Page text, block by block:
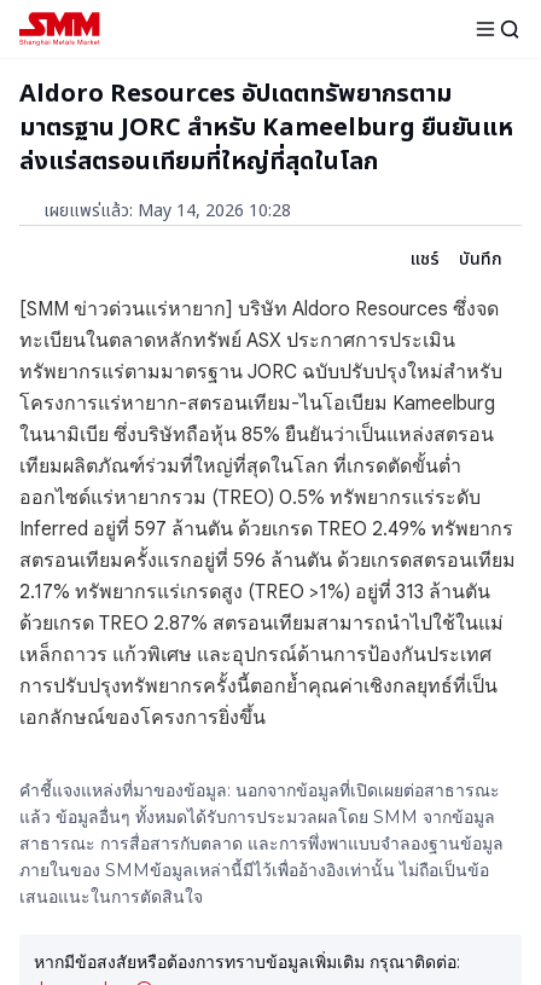
Aldoro Resources อัปเดตทรัพยากรตาม
มาตรฐาน JORC สำหรับ Kameelburg ยืนยันแห
ล่งแร่สตรอนเทียมที่ใหญ่ที่สุดในโลก
เผยแพร่แล้ว: May 14, 2026 10:28
แชร์
บันทึก
[SMM ข่าวด่วนแร่หายาก] บริษัท Aldoro Resources ซึ่งจด
ทะเบียนในตลาดหลักทรัพย์ ASX ประกาศการประเมิน
ทรัพยากรแร่ตามมาตรฐาน JORC ฉบับปรับปรุงใหม่สำหรับ
โครงการแร่หายาก-สตรอนเทียม-ไนโอเบียม Kameelburg
ในนามิเบีย ซึ่งบริษัทถือหุ้น 85% ยืนยันว่าเป็นแหล่งสตรอน
เทียมผลิตภัณฑ์ร่วมที่ใหญ่ที่สุดในโลก ที่เกรดตัดขั้นต่ำ
ออกไซด์แร่หายากรวม (TREO) 0.5% ทรัพยากรแร่ระดับ
Inferred อยู่ที่ 597 ล้านตัน ด้วยเกรด TREO 2.49% ทรัพยากร
สตรอนเทียมครั้งแรกอยู่ที่ 596 ล้านตัน ด้วยเกรดสตรอนเทียม
2.17% ทรัพยากรแร่เกรดสูง (TREO >1%) อยู่ที่ 313 ล้านตัน
ด้วยเกรด TREO 2.87% สตรอนเทียมสามารถนำไปใช้ในแม่
เหล็กถาวร แก้วพิเศษ และอุปกรณ์ด้านการป้องกันประเทศ
การปรับปรุงทรัพยากรครั้งนี้ตอกย้ำคุณค่าเชิงกลยุทธ์ที่เป็น
เอกลักษณ์ของโครงการยิ่งขึ้น
คำชี้แจงแหล่งที่มาของข้อมูล: นอกจากข้อมูลที่เปิดเผยต่อสาธารณะ
แล้ว ข้อมูลอื่นๆ ทั้งหมดได้รับการประมวลผลโดย SMM จากข้อมูล
สาธารณะ การสื่อสารกับตลาด และการพึ่งพาแบบจำลองฐานข้อมูล
ภายในของ SMMข้อมูลเหล่านี้มีไว้เพื่ออ้างอิงเท่านั้น ไม่ถือเป็นข้อ
เสนอแนะในการตัดสินใจ
หากมีข้อสงสัยหรือต้องการทราบข้อมูลเพิ่มเติม กรุณาติดต่อ: